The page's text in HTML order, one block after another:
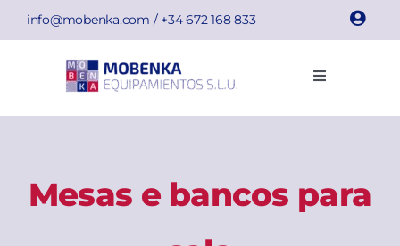
Skip
to
info@mobenka.com / +34672 168 833
Toggle
Bancos
Mesas e bancos para